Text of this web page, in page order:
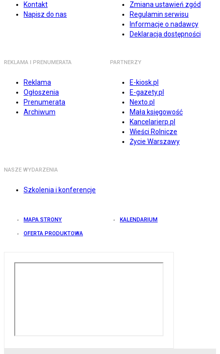
Kontakt
Napisz do nas
Zmiana ustawień zgód
Regulamin serwisu
Informacje o nadawcy
Deklaracja dostępności
REKLAMA I PRENUMERATA
Reklama
Ogłoszenia
Prenumerata
Archiwum
PARTNERZY
E-kiosk.pl
E-gazety.pl
Nexto.pl
Mała księgowość
Kancelarierp.pl
Wieści Rolnicze
Życie Warszawy
NASZE WYDARZENIA
Szkolenia i konferencje
MAPA STRONY KALENDARIUM
OFERTA PRODUKTOWA